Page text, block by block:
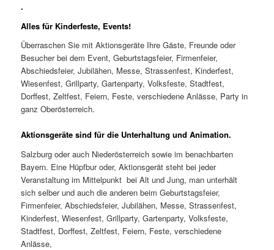
.
Alles für Kinderfeste, Events!
Überraschen Sie mit Aktionsgeräte Ihre Gäste, Freunde oder
Besucher bei dem Event, Geburtstagsfeier, Firmenfeier,
Abschiedsfeier, Jubilähen, Messe, Strassenfest, Kinderfest,
Wiesenfest, Grillparty, Gartenparty, Volksfeste, Stadtfest,
Dorffest, Zeltfest, Feiern, Feste, verschiedene Anlässe, Party in
ganz Oberösterreich.
Aktionsgeräte sind für die Unterhaltung und Animation.
Salzburg oder auch Niederösterreich sowie im benachbarten
Bayern. Eine Hüpfbur oder, Aktionsgerät steht bei jeder
Veranstaltung im Mittelpunkt bei Alt und Jung, man unterhält
sich selber und auch die anderen beim Geburtstagsfeier,
Firmenfeier, Abschiedsfeier, Jubilähen, Messe, Strassenfest,
Kinderfest, Wiesenfest, Grillparty, Gartenparty, Volksfeste,
Stadtfest, Dorffest, Zeltfest, Feiern, Feste, verschiedene
Anlässe,